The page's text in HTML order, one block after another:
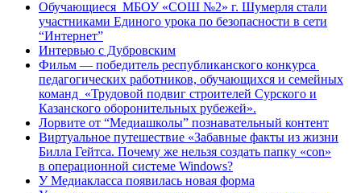
Обучающиеся МБОУ «СОШ №2» г. Шумерля стали
участниками Единого урока по безопасности в сети
“Интернет”
Интервью с Дубровским
Фильм — победитель республиканского конкурса
педагогических работников, обучающихся и семейных
команд «Трудовой подвиг строителей Сурского и
Казанского оборонительных рубежей».
Лорвите от “Медиашколы” познавательный контент
Виртуальное путешествие «Забавные факты из жизни
Билла Гейтса. Почему же нельзя создать папку «con»
в операционной системе Windows?
У Медиакласса появилась новая форма